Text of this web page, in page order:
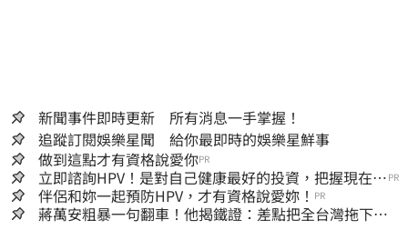
新聞事件即時更新 所有消息一手掌握！
追蹤訂閱娛樂星聞 給你最即時的娛樂星鮮事
做到這點才有資格說愛你PR
立即諮詢HPV！是對自己健康最好的投資，把握現在不
嫌晚！
PR
伴侶和妳一起預防HPV，才有資格說愛妳！ PR
蔣萬安粗暴一句翻車！他揭鐵證：差點把全台灣拖下水